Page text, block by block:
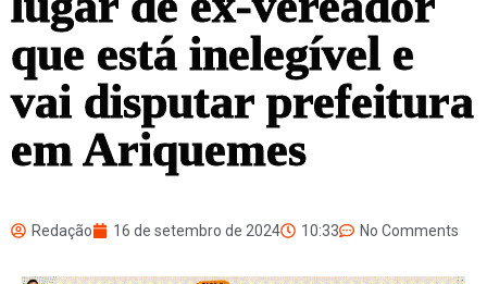
que está inelegível e
vai disputar prefeitura
em Ariquemes
Redação 16 de setembro de 2024 10:33 No Comments